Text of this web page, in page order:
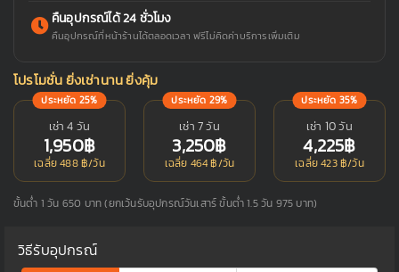
คืนอุปกรณ์ได้ 24 ชั่วโมง
คืนอุปกรณ์ที่หน้าร้านได้ตลอดเวลา ฟรีไม่คิดค่าบริการเพิ่มเติม
โปรโมชั่น ยิ่งเช่านาน ยิ่งคุ้ม
ประหยัด 25%
เช่า 4 วัน
1,950฿
เฉลี่ย 488 ฿/วัน
ประหยัด 29%
เช่า 7 วัน
3,250฿
เฉลี่ย 464 ฿/วัน
ประหยัด 35%
เช่า 10 วัน
4,225฿
เฉลี่ย 423 ฿/วัน
ขั้นต่ำ 1 วัน 650 บาท (ยกเว้นรับอุปกรณ์วันเสาร์ ขั้นต่ำ 1.5 วัน 975 บาท)
วิธีรับอุปกรณ์